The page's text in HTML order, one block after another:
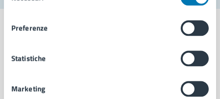
Preferenze
Statistiche
Marketing
Comune di Napoli
AMMINISTRAZIONE